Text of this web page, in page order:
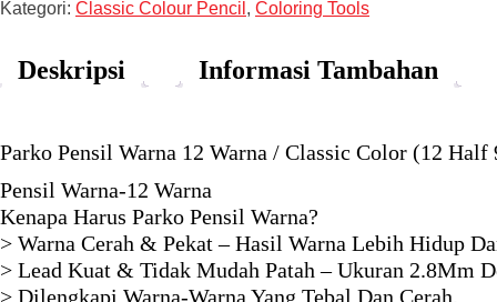
Kategori: Classic Colour Pencil , Coloring Tools
Deskripsi Informasi Tambahan
Parko Pensil Warna 12 Warna / Classic Color (12
Pensil Warna-12 Warna
Kenapa Harus Parko Pensil Warna?
> Warna Cerah & Pekat – Hasil Warna Lebih Hidup
> Lead Kuat & Tidak Mudah Patah – Ukuran 2.8Mm
> Dilengkapi Warna-Warna Yang Tebal Dan Cerah.